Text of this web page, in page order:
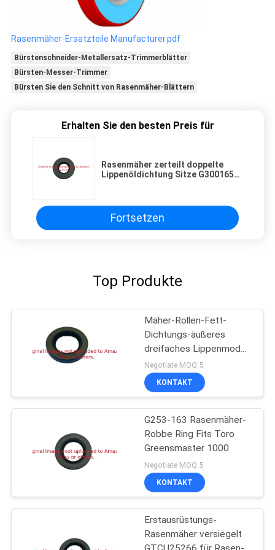
Rasenmäher-Ersatzteile Manufacturer.pdf
Bürstenschneider-Metallersatz-Trimmerblätter
Bürsten-Messer-Trimmer
Bürsten Sie den Schnitt von Rasenmäher-Blättern
Erhalten Sie den besten Preis für
Rasenmäher zerteilt doppelte
Lippenöldichtung Sitze G3001656
Fortsetzen
Top Produkte
Mäher-Rollen-Fett-
Dichtungs-äußeres
dreifaches Lippenmodell
G3004882 für Rasen-
Maschinerie
Negotiate MOQ:5
KONTAKT
G253-163 Rasenmäher-
Robbe Ring Fits Toro
Greensmaster 1000
Negotiate MOQ:5
KONTAKT
Erstausrüstungs-
Rasenmäher versiegelt